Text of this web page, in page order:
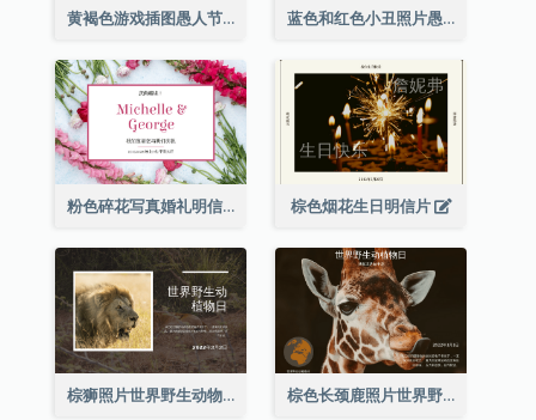
黄褐色游戏插图愚人节明信片 蓝色和红色小丑照片愚人节明信片
粉色碎花写真婚礼明信片 棕色烟花生日明信片
棕狮照片世界野生动物日明信片 棕色长颈鹿照片世界野生动物日明信片